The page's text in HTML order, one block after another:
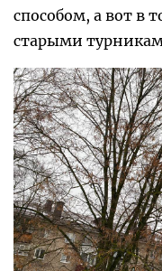
способом, а вот в
старыми